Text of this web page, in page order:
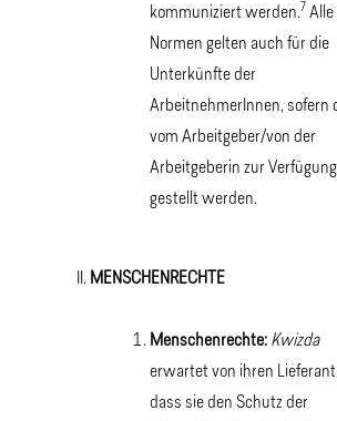
kommuniziert werden.7 Alle
Normen gelten auch für die
Unterkünfte der
ArbeitnehmerInnen, sofern
vom Arbeitgeber/von der
Arbeitgeberin zur Verfügung
gestellt werden.
MENSCHENRECHTE
Menschenrechte: Kwizda
erwartet von ihren
dass sie den Schutz der